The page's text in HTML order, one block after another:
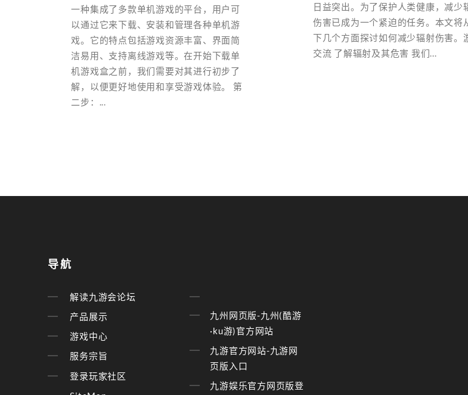
一种集成了多款单机游戏的平台，用户可
以通过它来下载、安装和管理各种单机游
戏。它的特点包括游戏资源丰富、界面简
洁易用、支持离线游戏等。在开始下载单
机游戏盒之前，我们需要对其进行初步了
解，以便更好地使用和享受游戏体验。 第
二步：...
日益突出。为了保护人类健康，减少
伤害已成为一个紧迫的任务。本文将
下几个方面探讨如何减少辐射伤害。
交流 了解辐射及其危害 我们...
导航
解读九游会论坛
产品展示
游戏中心
服务宗旨
登录玩家社区
九州网页版-九州(酷游
·ku游)官方网站
九游官方网站-九游网
页版入口
九游娱乐官方网页版登